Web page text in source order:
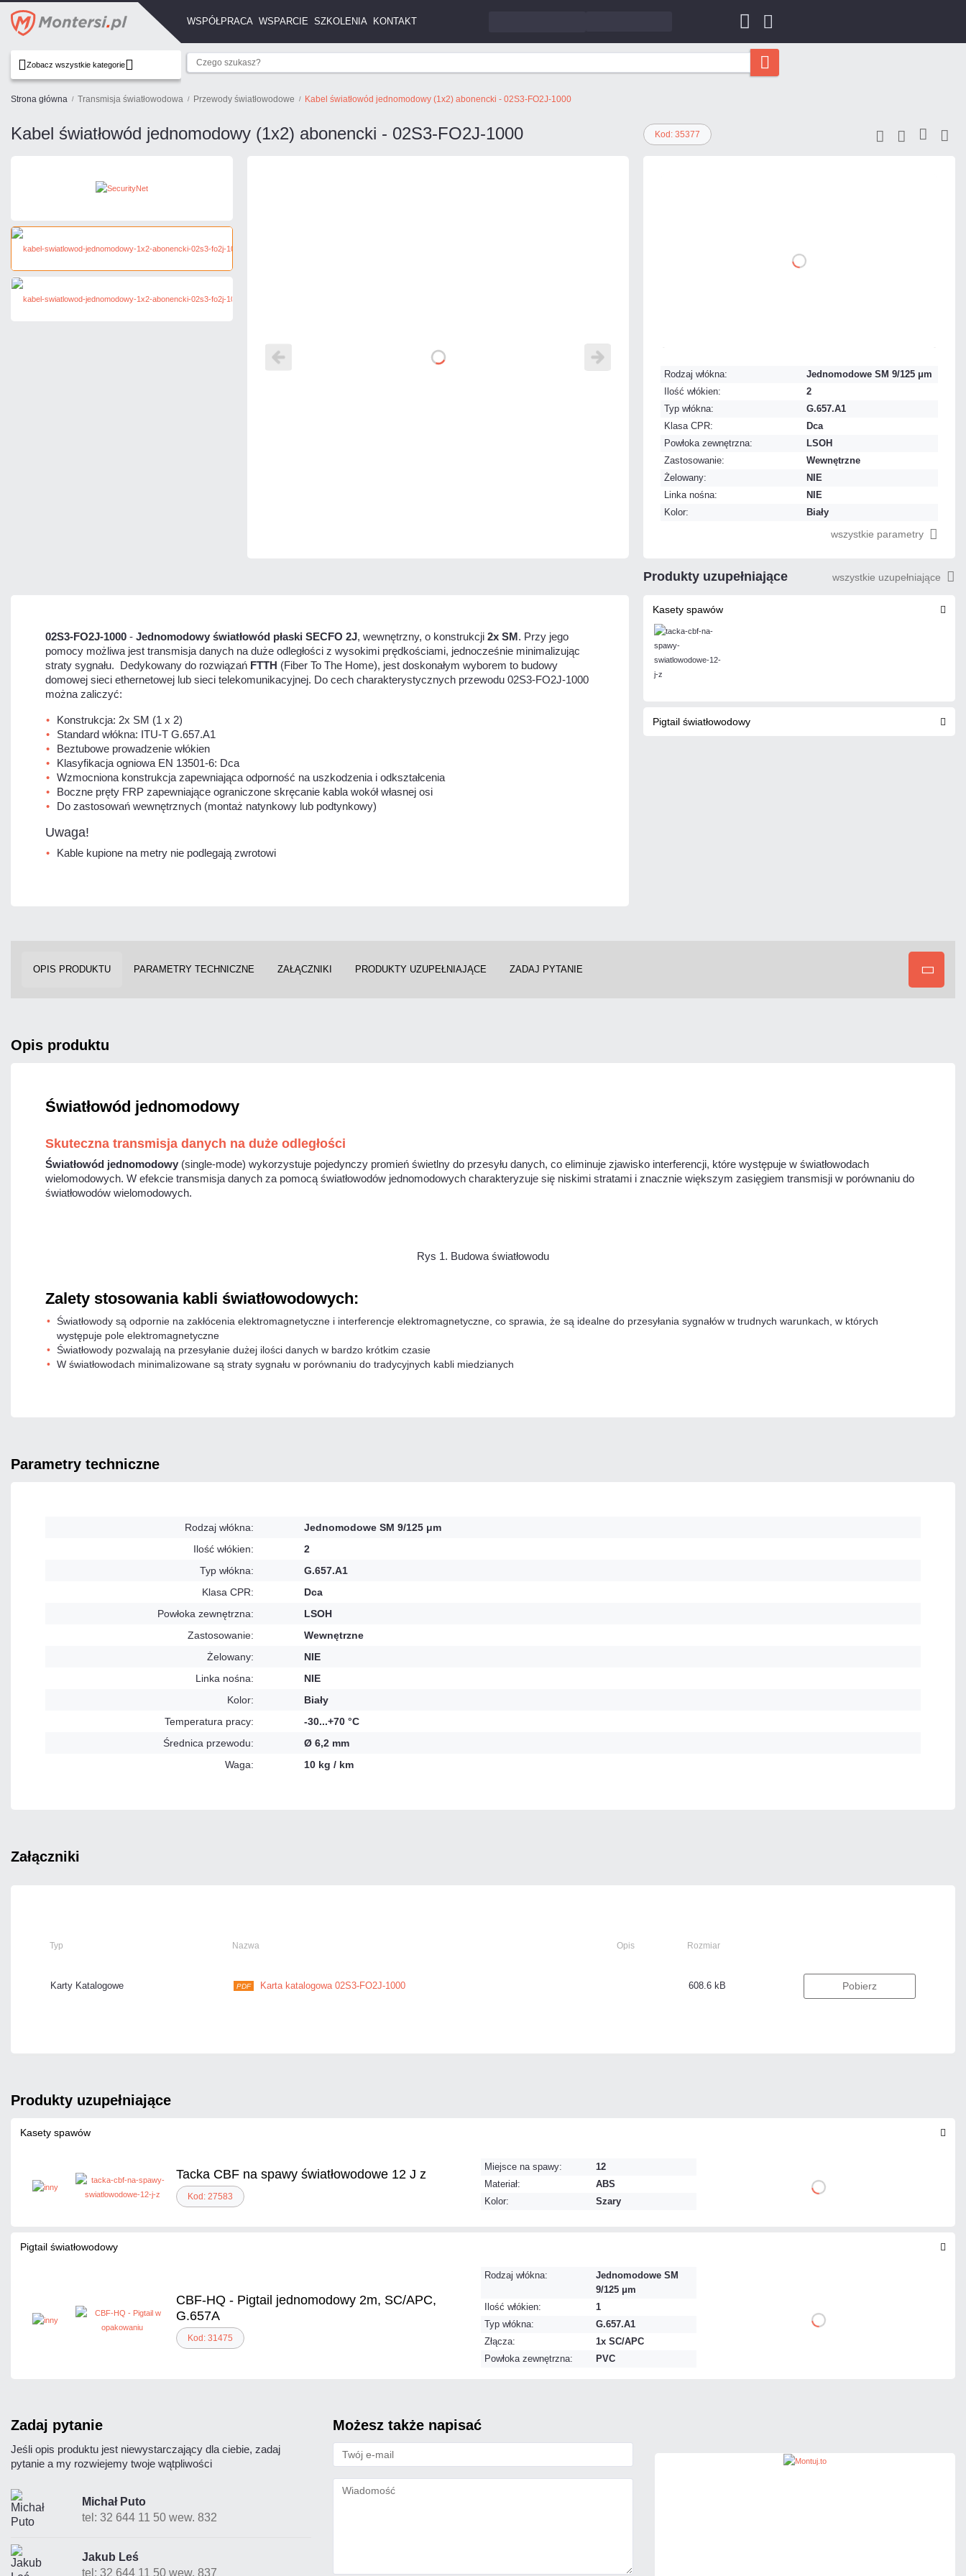
WSPÓŁPRACA WSPARCIE SZKOLENIA KONTAKT
Zobacz wszystkie kategorie
Strona główna Transmisja światłowodowa Przewody światłowodowe Kabel światłowód jednomodowy (1x2) abonencki - 02S3-FO2J-1000
Kabel światłowód jednomodowy (1x2) abonencki - 02S3-FO2J-1000 Kod: 35377
Rodzaj włókna:
Jednomodowe SM 9/125 μm
Ilość włókien:
2
Typ włókna:
G.657.A1
Klasa CPR:
Dca
Powłoka zewnętrzna:
LSOH
Zastosowanie:
Wewnętrzne
Żelowany:
NIE
Linka nośna:
NIE
Kolor:
Biały
wszystkie parametry
02S3-FO2J-1000 - Jednomodowy światłowód płaski SECFO 2J, wewnętrzny, o konstrukcji 2x SM. Przy jego
pomocy możliwa jest transmisja danych na duże odległości z wysokimi prędkościami, jednocześnie minimalizując
straty sygnału. Dedykowany do rozwiązań FTTH (Fiber To The Home), jest doskonałym wyborem to budowy
domowej sieci ethernetowej lub sieci telekomunikacyjnej. Do cech charakterystycznych przewodu 02S3-FO2J-1000
można zaliczyć:
Konstrukcja: 2x SM (1 x 2)
Standard włókna: ITU-T G.657.A1
Beztubowe prowadzenie włókien
Klasyfikacja ogniowa EN 13501-6: Dca
Wzmocniona konstrukcja zapewniająca odporność na uszkodzenia i odkształcenia
Boczne pręty FRP zapewniające ograniczone skręcanie kabla wokół własnej osi
Do zastosowań wewnętrznych (montaż natynkowy lub podtynkowy)
Uwaga!
Kable kupione na metry nie podlegają zwrotowi
Produkty uzupełniające wszystkie uzupełniające
Kasety spawów
Pigtail światłowodowy
OPIS PRODUKTU PARAMETRY TECHNICZNE ZAŁĄCZNIKI PRODUKTY UZUPEŁNIAJĄCE ZADAJ PYTANIE
opis produktu
Światłowód jednomodowy
Skuteczna transmisja danych na duże odległości
Światłowód jednomodowy (single-mode) wykorzystuje pojedynczy promień świetlny do przesyłu danych, co eliminuje zjawisko interferencji, które występuje w światłowodach
wielomodowych. W efekcie transmisja danych za pomocą światłowodów jednomodowych charakteryzuje się niskimi stratami i znacznie większym zasięgiem transmisji w porównaniu do
światłowodów wielomodowych.
Rys 1. Budowa światłowodu
Zalety stosowania kabli światłowodowych:
Światłowody są odpornie na zakłócenia elektromagnetyczne i interferencje elektromagnetyczne, co sprawia, że są idealne do przesyłania sygnałów w trudnych warunkach, w których
występuje pole elektromagnetyczne
Światłowody pozwalają na przesyłanie dużej ilości danych w bardzo krótkim czasie
W światłowodach minimalizowane są straty sygnału w porównaniu do tradycyjnych kabli miedzianych
parametry techniczne
Rodzaj włókna:
Jednomodowe SM 9/125 μm
Ilość włókien:
2
Typ włókna:
G.657.A1
Klasa CPR:
Dca
Powłoka zewnętrzna:
LSOH
Zastosowanie:
Wewnętrzne
Żelowany:
NIE
Linka nośna:
NIE
Kolor:
Biały
Temperatura pracy:
-30...+70 °C
Średnica przewodu:
Ø 6,2 mm
Waga:
10 kg / km
załączniki
Typ Nazwa Opis Rozmiar
Karty Katalogowe PDF Karta katalogowa 02S3-FO2J-1000 608.6 kB Pobierz
produkty uzupełniające
Kasety spawów
Tacka CBF na spawy światłowodowe 12 J z
Kod: 27583
Miejsce na spawy:
12
Materiał:
ABS
Kolor:
Szary
Pigtail światłowodowy
CBF-HQ - Pigtail jednomodowy 2m, SC/APC,
G.657A
Kod: 31475
Rodzaj włókna:
Jednomodowe SM
9/125 μm
Ilość włókien:
1
Typ włókna:
G.657.A1
Złącza:
1x SC/APC
Powłoka zewnętrzna:
PVC
zadaj pytanie
Jeśli opis produktu jest niewystarczający dla ciebie, zadaj
pytanie a my rozwiejemy twoje wątpliwości
Michał Puto
tel: 32 644 11 50 wew. 832
Jakub Leś
tel: 32 644 11 50 wew. 837
możesz także napisać